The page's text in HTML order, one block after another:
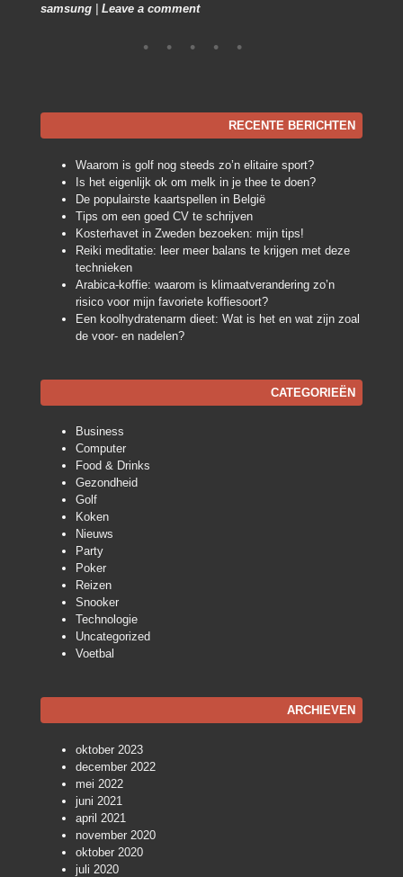
samsung
Leave a comment
RECENTE BERICHTEN
Waarom is golf nog steeds zo’n elitaire sport?
Is het eigenlijk ok om melk in je thee te doen?
De populairste kaartspellen in België
Tips om een goed CV te schrijven
Kosterhavet in Zweden bezoeken: mijn tips!
Reiki meditatie: leer meer balans te krijgen met deze
technieken
Arabica-koffie: waarom is klimaatverandering zo’n
risico voor mijn favoriete koffiesoort?
Een koolhydratenarm dieet: Wat is het en wat zijn zoal
de voor- en nadelen?
CATEGORIEËN
Business
Computer
Food & Drinks
Gezondheid
Golf
Koken
Nieuws
Party
Poker
Reizen
Snooker
Technologie
Uncategorized
Voetbal
ARCHIEVEN
oktober 2023
december 2022
mei 2022
juni 2021
april 2021
november 2020
oktober 2020
juli 2020